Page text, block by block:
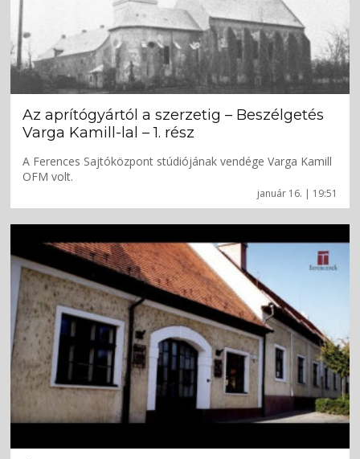
január 16. | 19:51
Az aprítógyártól a szerzetig – Beszélgetés
Varga Kamill-lal – 1. rész
A Ferences Sajtóközpont stúdiójának vendége Varga Kamill
OFM volt.